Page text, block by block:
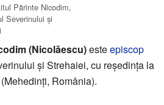
Părinte Nicodim,
Severinului și
(Nicolăescu)esteepiscop
și Strehaiei, cu reședința la
România).